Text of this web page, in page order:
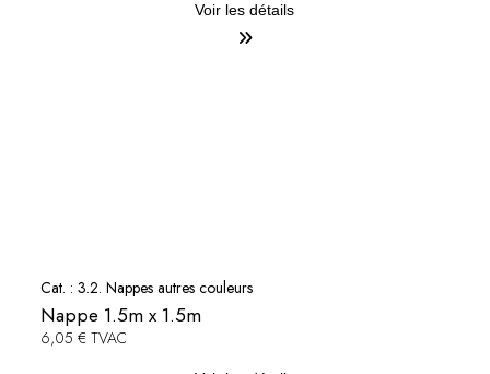
Voir les détails
Cat. : 3.2. Nappes autres couleurs
Nappe 1.5m x 1.5m
6,05 € TVAC